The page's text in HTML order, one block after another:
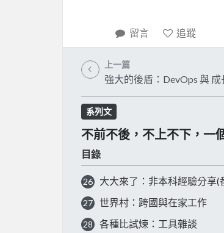
留言 追蹤
上一篇
強大的後盾：DevOps 與 成
系列文
不前不後，不上不下，一
目錄
26 大大來了：非本科經驗分享(
27 世界村：跨國與在家工作
28 各種比試煉：工具雜談